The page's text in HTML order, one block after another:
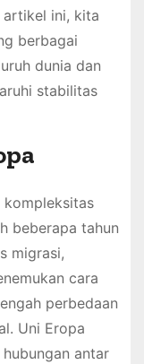
artikel ini, kita
berbagai
dunia dan
stabilitas
beberapa tahun
migrasi,
cara
perbedaan
Uni Eropa
antar